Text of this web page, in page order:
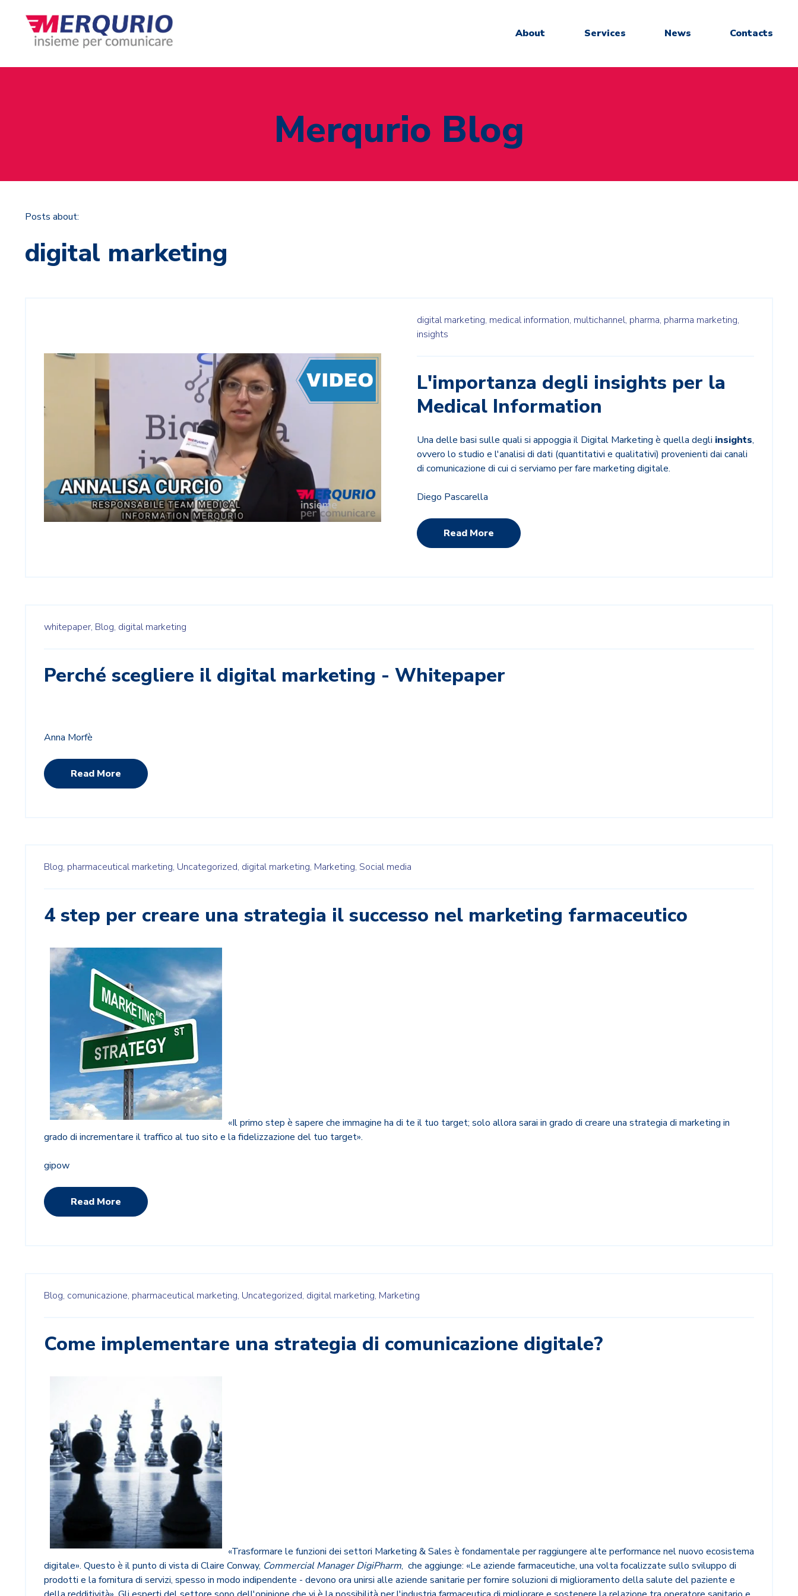
About Services News Contacts
Merqurio Blog
Posts about:
digital marketing
digital marketing, medical information, multichannel, pharma, pharma marketing,
insights
L'importanza degli insights per la
Medical Information
Una delle basi sulle quali si appoggia il Digital Marketing è quella degli insights,
ovvero lo studio e l'analisi di dati (quantitativi e qualitativi) provenienti dai canali
di comunicazione di cui ci serviamo per fare marketing digitale.
Diego Pascarella
Read More
whitepaper, Blog, digital marketing
Perché scegliere il digital marketing - Whitepaper
Anna Morfè
Read More
Blog, pharmaceutical marketing, Uncategorized, digital marketing, Marketing, Social media
4 step per creare una strategia il successo nel marketing farmaceutico
«Il primo step è sapere che immagine ha di te il tuo target; solo allora sarai in grado di creare una strategia di marketing in
grado di incrementare il traffico al tuo sito e la fidelizzazione del tuo target».
gipow
Read More
Blog, comunicazione, pharmaceutical marketing, Uncategorized, digital marketing, Marketing
Come implementare una strategia di comunicazione digitale?
«Trasformare le funzioni dei settori Marketing & Sales è fondamentale per raggiungere alte performance nel nuovo ecosistema
digitale». Questo è il punto di vista di Claire Conway, Commercial Manager DigiPharm, che aggiunge: «Le aziende farmaceutiche, una volta focalizzate sullo sviluppo di
prodotti e la fornitura di servizi, spesso in modo indipendente - devono ora unirsi alle aziende sanitarie per fornire soluzioni di miglioramento della salute del paziente e